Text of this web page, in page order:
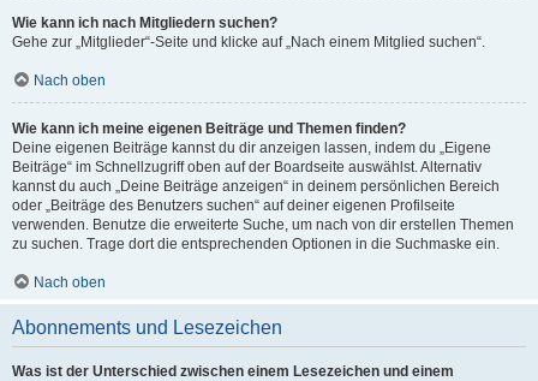
Wie kann ich nach Mitgliedern suchen?
Gehe zur „Mitglieder“-Seite und klicke auf „Nach einem Mitglied suchen“.
Nach oben
Wie kann ich meine eigenen Beiträge und Themen finden?
Deine eigenen Beiträge kannst du dir anzeigen lassen, indem du „Eigene
Beiträge“ im Schnellzugriff oben auf der Boardseite auswählst. Alternativ
kannst du auch „Deine Beiträge anzeigen“ in deinem persönlichen Bereich
oder „Beiträge des Benutzers suchen“ auf deiner eigenen Profilseite
verwenden. Benutze die erweiterte Suche, um nach von dir erstellen Themen
zu suchen. Trage dort die entsprechenden Optionen in die Suchmaske ein.
Nach oben
Abonnements und Lesezeichen
Was ist der Unterschied zwischen einem Lesezeichen und einem